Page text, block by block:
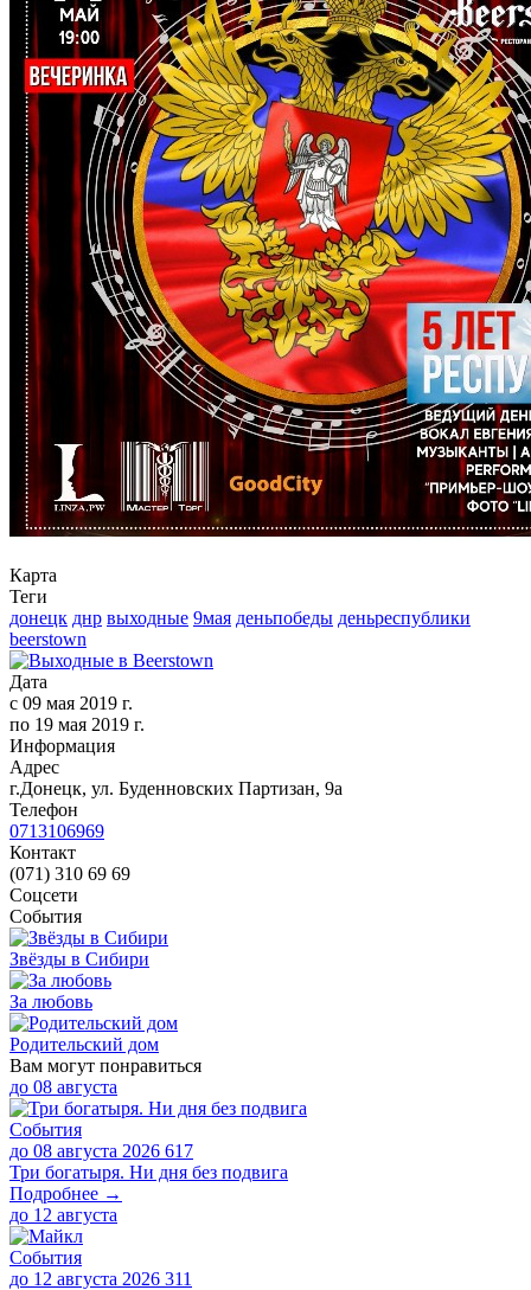
Карта
Теги
донецк днр выходные 9мая деньпобеды деньреспублики
beerstown
Дата
с 09 мая 2019 г.
по 19 мая 2019 г.
Информация
Адрес
г.Донецк, ул. Буденновских Партизан, 9а
Телефон
0713106969
Контакт
(071) 310 69 69
Соцсети
События
Звёзды в Сибири
За любовь
Родительский дом
Вам могут понравиться
до 08 августа
События
до 08 августа 2026 617
Три богатыря. Ни дня без подвига
Подробнее →
до 12 августа
События
до 12 августа 2026 311